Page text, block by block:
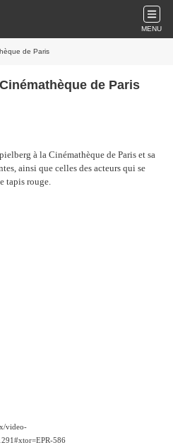
MENU
de Paris
de Paris
à la Cinémathèque de Paris et sa
ainsi que celles des acteurs qui se
tapis rouge.
video-
586